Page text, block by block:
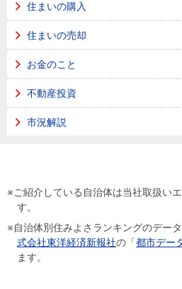
住まいの購入
住まいの売却
お金のこと
不動産投資
市況解説
※ご紹介している自治体は当社取扱い
す。
※自治体別住みよさランキングのデー
式会社東洋経済新報社の「都市デー
ます。